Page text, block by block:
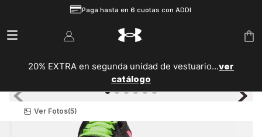
Paga hasta en 6 cuotas con ADDI
20% EXTRA en segunda unidad de vestuario...ver
catálogo
Ver Fotos(5)